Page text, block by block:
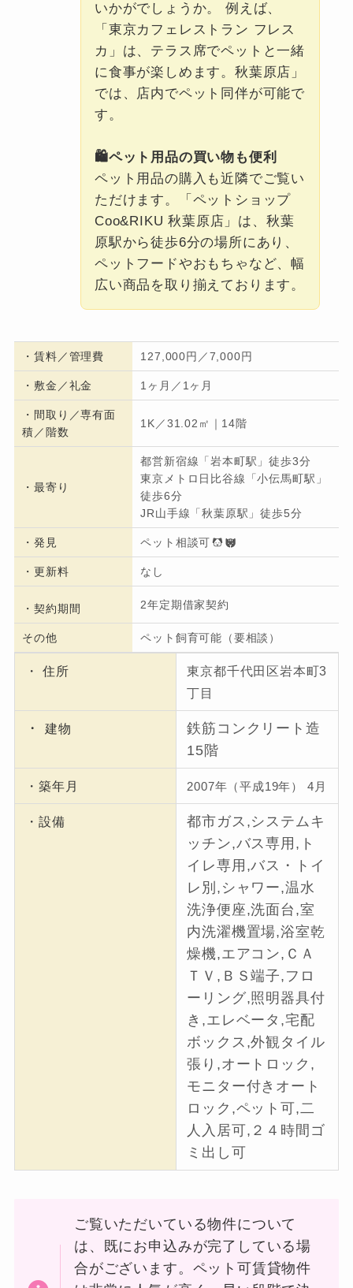
いかがでしょうか。 例えば、
「東京カフェレストラン フレス
カ」は、テラス席でペットと一緒
に食事が楽しめます。秋葉原店」
では、店内でペット同伴が可能で
す。
🛍️ペット用品の買い物も便利
ペット用品の購入も近隣でご覧い
ただけます。「ペットショップ
Coo&RIKU 秋葉原店」は、秋葉
原駅から徒歩6分の場所にあり、
ペットフードやおもちゃなど、幅
広い商品を取り揃えております。
・賃料／管理費 127,000円／7,000円
・ 敷金／礼金 1ヶ月／1ヶ月
・間取り／専有面
積／階数
1K／31.02㎡｜14階
・最寄り
都営新宿線「岩本町駅」徒歩3分
東京メトロ日比谷線「小伝馬町駅」
徒歩6分
JR山手線「秋葉原駅」徒歩5分
・発見 ペット相談可
・更新料 なし
・契約期間 2年定期借家契約
その他 ペット飼育可能（要相談）
・ 住所
東京都千代田区岩本町3
丁目
・ 建物
鉄筋コンクリート造
15階
・築年月 2007年（平成19年） 4月
・設備
都市ガス,システムキ
ッチン,バス専用,ト
イレ専用,バス・トイ
レ別,シャワー,温水
洗浄便座,洗面台,室
内洗濯機置場,浴室乾
燥機,エアコン,ＣＡ
ＴＶ,ＢＳ端子,フロ
ーリング,照明器具付
き,エレベータ,宅配
ボックス,外観タイル
張り,オートロック,
モニター付きオート
ロック,ペット可,二
人入居可,２４時間ゴ
ミ出し可
ご覧いただいている物件について
は、既にお申込みが完了している場
合がございます。ペット可賃貸物件